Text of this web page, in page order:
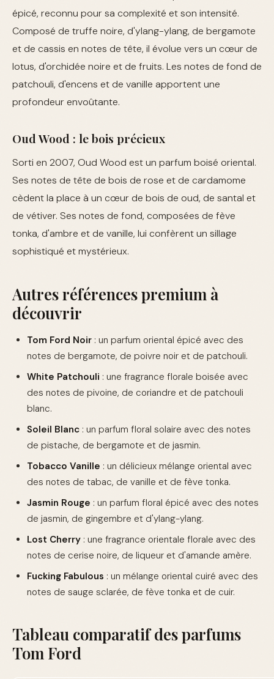
épicé, reconnu pour sa complexité et son intensité.
Composé de truffe noire, d'ylang-ylang, de bergamote
et de cassis en notes de tête, il évolue vers un cœur de
lotus, d'orchidée noire et de fruits. Les notes de fond de
patchouli, d'encens et de vanille apportent une
profondeur envoûtante.
Oud Wood : le bois précieux
Sorti en 2007, Oud Wood est un parfum boisé oriental.
Ses notes de tête de bois de rose et de cardamome
cèdent la place à un cœur de bois de oud, de santal et
de vétiver. Ses notes de fond, composées de fève
tonka, d'ambre et de vanille, lui confèrent un sillage
sophistiqué et mystérieux.
Autres références premium à
découvrir
Tom Ford Noir : un parfum oriental épicé avec des
notes de bergamote, de poivre noir et de patchouli.
White Patchouli : une fragrance florale boisée avec
des notes de pivoine, de coriandre et de patchouli
blanc.
Soleil Blanc : un parfum floral solaire avec des notes
de pistache, de bergamote et de jasmin.
Tobacco Vanille : un délicieux mélange oriental avec
des notes de tabac, de vanille et de fève tonka.
Jasmin Rouge : un parfum floral épicé avec des notes
de jasmin, de gingembre et d'ylang-ylang.
Lost Cherry : une fragrance orientale florale avec des
notes de cerise noire, de liqueur et d'amande amère.
Fucking Fabulous : un mélange oriental cuiré avec des
notes de sauge sclarée, de fève tonka et de cuir.
Tableau comparatif des parfums
Tom Ford